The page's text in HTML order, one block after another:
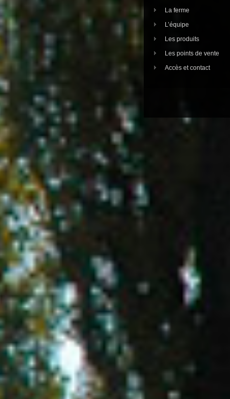
La ferme
L’équipe
Les produits
Les points de vente
Accès et contact